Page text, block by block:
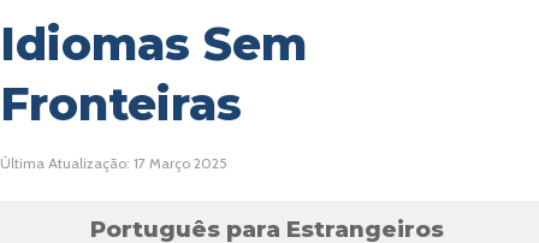
Idiomas Sem
Fronteiras
Última Atualização: 17 Março 2025
Português para Estrangeiros